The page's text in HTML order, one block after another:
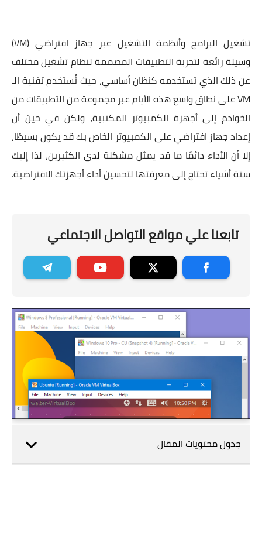
تشغيل البرامج وأنظمة التشغيل عبر جهاز افتراضي (VM)
وسيلة رائعة لتجربة التطبيقات المصممة لنظام تشغيل مختلف
عن ذلك الذي تستخدمه كنظان أساسي، حيث تُستخدم تقنية الـ
VM على نطاق واسع هذه الأيام عبر مجموعة من التطبيقات من
الخوادم إلى أجهزة الكمبيوتر المكتبية، ولكن في حين أن
إعداد جهاز افتراضي على الكمبيوتر الخاص بك قد يكون بسيطًا،
إلا أن الأداء دائمًا ما قد يمثل مشكلة لدى الكثيرين، لذا إليك
ستة أشياء تحتاج إلى معرفتها لتحسين أداء أجهزتك الافتراضية.
تابعنا علي مواقع التواصل الاجتماعي
جدول محتويات المقال